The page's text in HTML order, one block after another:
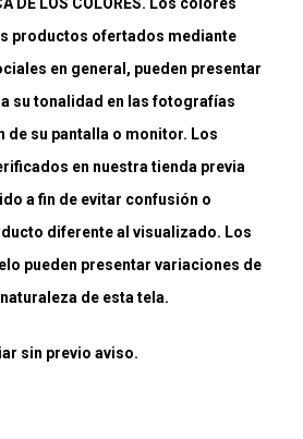
DE LOS COLORES. Los colores
productos ofertados mediante
en general, pueden presentar
su tonalidad en las fotografías
de su pantalla o monitor. Los
en nuestra tienda previa
a fin de evitar confusión o
diferente al visualizado. Los
pueden presentar variaciones de
de esta tela.
sin previo aviso.